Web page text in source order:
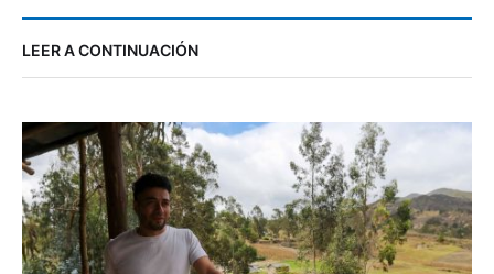
LEER A CONTINUACIÓN